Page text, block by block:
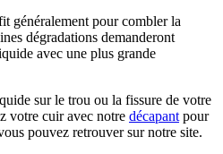
généralement pour combler la
dégradations demanderont
avec une plus grande
sur le trou ou la fissure de votre
votre cuir avec notre décapant pour
pouvez retrouver sur notre site.